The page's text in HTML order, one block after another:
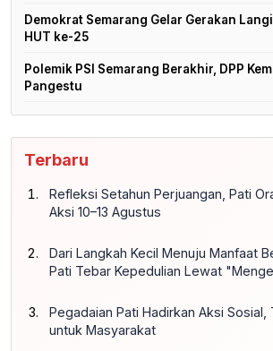
Demokrat Semarang Gelar Gerakan
HUT ke-25
Polemik PSI Semarang Berakhir, DPP
Pangestu
Terbaru
Refleksi Setahun Perjuangan, Pati
Aksi 10–13 Agustus
Dari Langkah Kecil Menuju Manfaat
Pati Tebar Kepedulian Lewat
Pegadaian Pati Hadirkan Aksi Sosial,
untuk Masyarakat